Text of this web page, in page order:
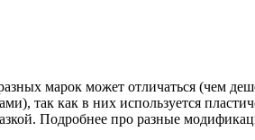
марок может отличаться (чем
так как в них используется
Подробнее про разные